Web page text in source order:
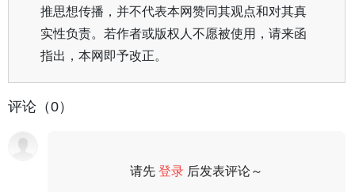
推思想传播，并不代表本网赞同其观点和对其真
实性负责。若作者或版权人不愿被使用，请来函
指出，本网即予改正。
评论（0）
请先登录 后发表评论～